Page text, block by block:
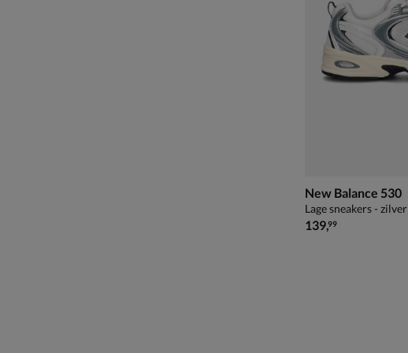
New Balance 530
Lage sneakers - zilver
€ 139,99
139,99